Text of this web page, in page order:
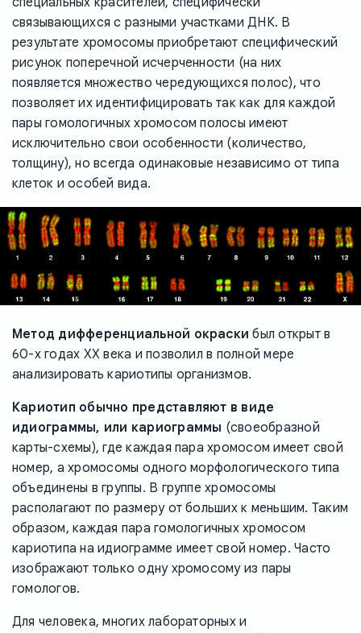
связывающихся с разными участками ДНК. В
результате хромосомы приобретают специфический
рисунок поперечной исчерченности (на них
появляется множество чередующихся полос), что
позволяет их идентифицировать так как для каждой
пары гомологичных хромосом полосы имеют
исключительно свои особенности (количество,
толщину), но всегда одинаковые независимо от типа
клеток и особей вида.
Метод дифференциальной окраски был открыт в
60-х годах XX века и позволил в полной мере
анализировать кариотипы организмов.
Кариотип обычно представляют в виде
идиограммы, или кариограммы (своеобразной
карты-схемы), где каждая пара хромосом имеет свой
номер, а хромосомы одного морфологического типа
объединены в группы. В группе хромосомы
располагают по размеру от больших к меньшим. Таким
образом, каждая пара гомологичных хромосом
кариотипа на идиограмме имеет свой номер. Часто
изображают только одну хромосому из пары
гомологов.
Для человека, многих лабораторных и